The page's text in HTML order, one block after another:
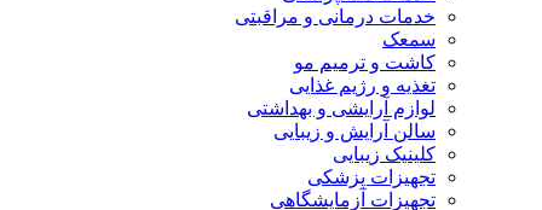
خدمات درمانی و مراقبتی
سمعک
کاشت و ترمیم مو
تغذیه و رژیم غذایی
لوازم آرایشی و بهداشتی
سالن آرایش و زیبایی
کلینیک زیبایی
تجهیزات پزشکی
تجهیزات آزمایشگاهی